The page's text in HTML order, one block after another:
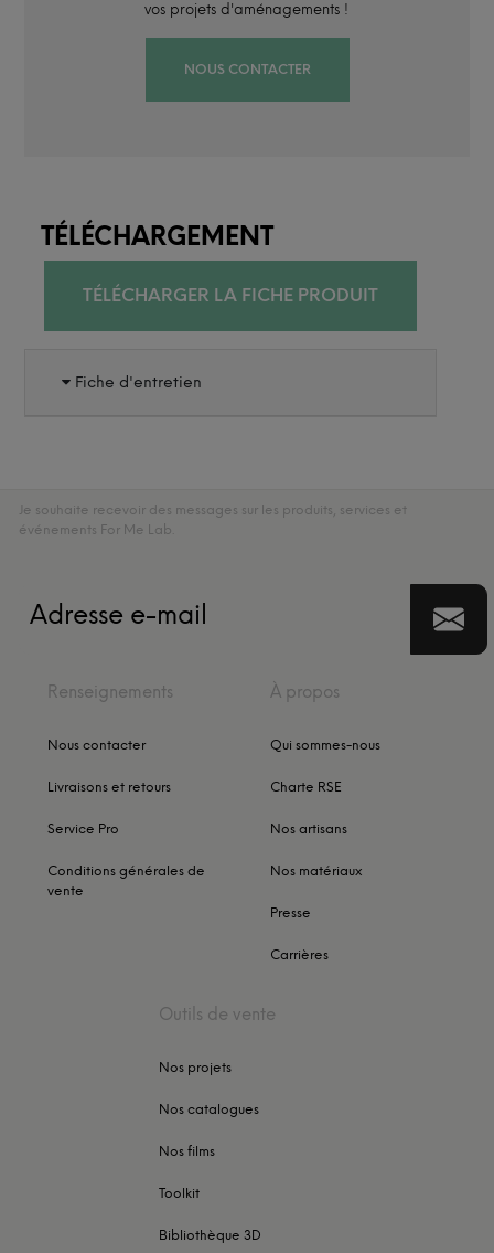
vos projets d'aménagements !
NOUS CONTACTER
TÉLÉCHARGEMENT
TÉLÉCHARGER LA FICHE PRODUIT
Fiche d'entretien
Je souhaite recevoir des messages sur les produits, services et
événements For Me Lab.
Renseignements
Nous contacter
Livraisons et retours
Service Pro
Conditions générales de
vente
À propos
Qui sommes-nous
Charte RSE
Nos artisans
Nos matériaux
Presse
Carrières
Outils de vente
Nos projets
Nos catalogues
Nos films
Toolkit
Bibliothèque 3D